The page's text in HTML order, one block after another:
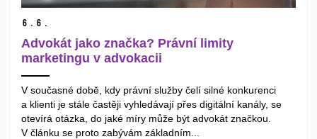
6. 6.
Advokát jako značka? Právní limity
marketingu v advokacii
V současné době, kdy právní služby čelí silné konkurenci
a klienti je stále častěji vyhledávají přes digitální kanály, se
otevírá otázka, do jaké míry může být advokát značkou.
V článku se proto zabývám základním...